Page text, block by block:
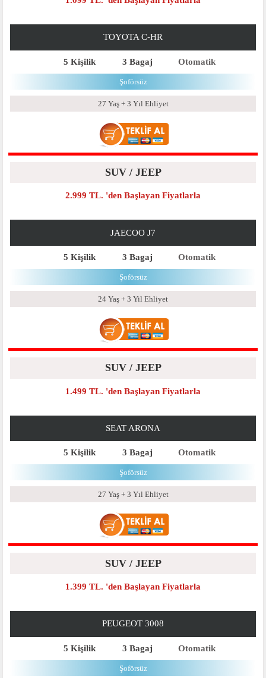
TOYOTA C-HR
5 Kişilik 3 Bagaj Otomatik
Şoförsüz
27 Yaş + 3 Yıl Ehliyet
SUV / JEEP
2.999 TL. 'den Başlayan Fiyatlarla
JAECOO J7
5 Kişilik 3 Bagaj Otomatik
Şoförsüz
24 Yaş + 3 Yil Ehliyet
SUV / JEEP
1.499 TL. 'den Başlayan Fiyatlarla
SEAT ARONA
5 Kişilik 3 Bagaj Otomatik
Şoförsüz
27 Yaş + 3 Yıl Ehliyet
SUV / JEEP
1.399 TL. 'den Başlayan Fiyatlarla
PEUGEOT 3008
5 Kişilik 3 Bagaj Otomatik
Şoförsüz